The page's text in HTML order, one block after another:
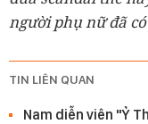
người phụ nữ đã
TIN LIÊN QUAN
Nam diễn viên "Ỷ